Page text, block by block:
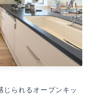
じられるオープンキッ